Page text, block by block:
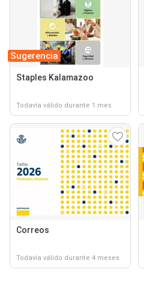
Sugerencia
Staples Kalamazoo
Todavía válido durante 1 mes
Correos
Todavía válido durante 4 meses